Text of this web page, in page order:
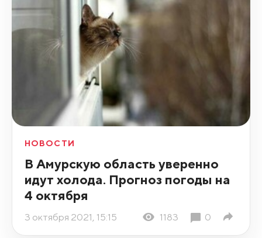
НОВОСТИ
В Амурскую область уверенно
идут холода. Прогноз погоды на
4 октября
3 октября 2021, 15:15 1183 0